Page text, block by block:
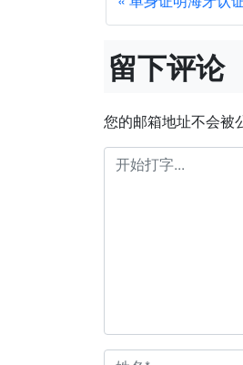
留下评论
您的邮箱地址不会被